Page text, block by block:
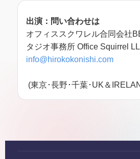
出演：問い合わせは
オフィススクワレル合同会社
タジオ事務所 Office Squirrel
info@hirokokonishi.com
(東京･長野･千葉･UK＆